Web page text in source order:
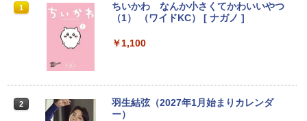
Anker Soundcore P31i ブラック
BRUCE WAYNE feat. Flo Milli, ATL Jacob
[Explicit]
by Amazon 天然水 ラベルレス 500ml ×24本
富士山の天然水 バナジウム含有 水 ミネラル
￥1,380
異世界居酒屋「のぶ」(22) (角川コミックス・
エース)
1
【★最大100%ポイント】【大特価!訳あ
り!】富士通 LIFEBOOK A576/第6世代 C
晶/USB 3.0/VGA/HDMI/DVD/Office/中古
1
富士通 Fujitsu 液晶モニター VL-17CST
17インチ スクエア ホワイト LCD LEDバ
非光沢 ノングレア DVI VESA準拠 ディス
1
ちいかわ なんか小さくてかわいいやつ
（1） （ワイドKC） [ ナガノ ]
￥1,100
2
羽生結弦（2027年1月始まりカレンダ
ー）